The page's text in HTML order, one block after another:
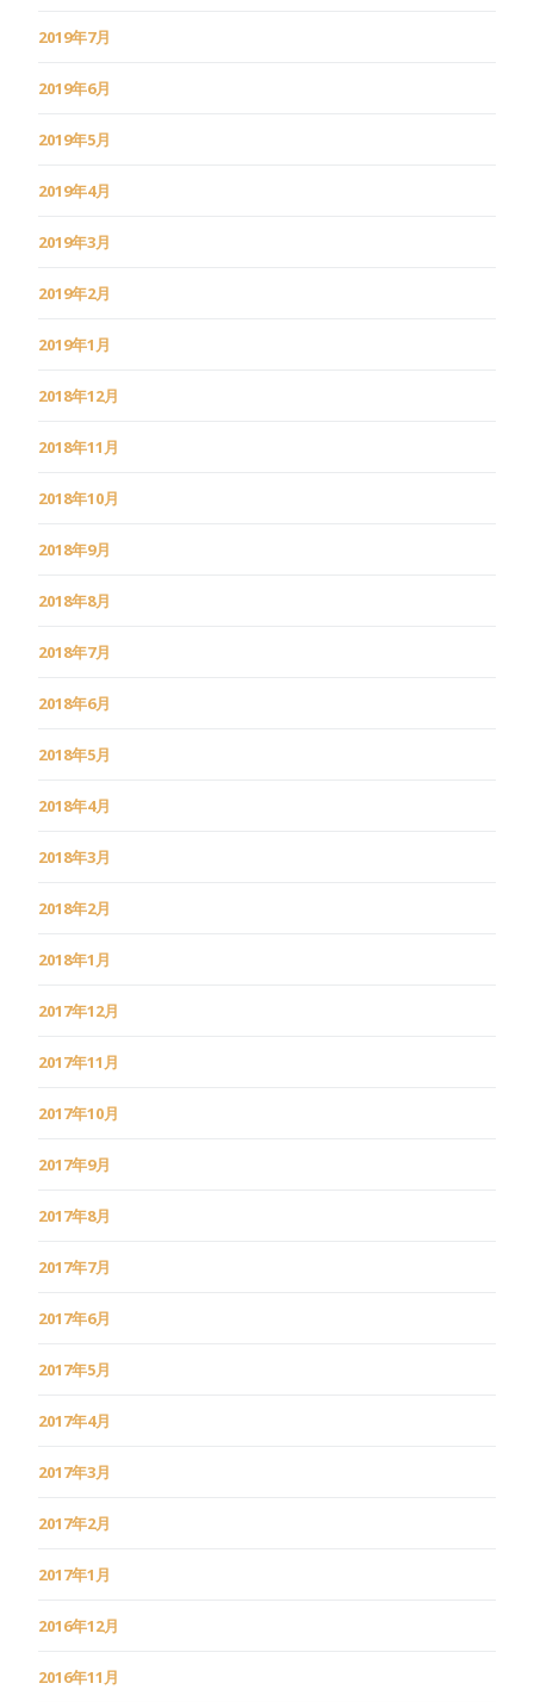
2019年7月
2019年6月
2019年5月
2019年4月
2019年3月
2019年2月
2019年1月
2018年12月
2018年11月
2018年10月
2018年9月
2018年8月
2018年7月
2018年6月
2018年5月
2018年4月
2018年3月
2018年2月
2018年1月
2017年12月
2017年11月
2017年10月
2017年9月
2017年8月
2017年7月
2017年6月
2017年5月
2017年4月
2017年3月
2017年2月
2017年1月
2016年12月
2016年11月